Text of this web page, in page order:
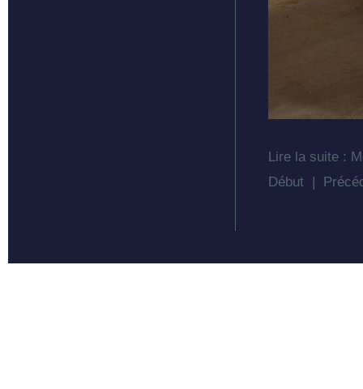
Lire la suite :
Début |